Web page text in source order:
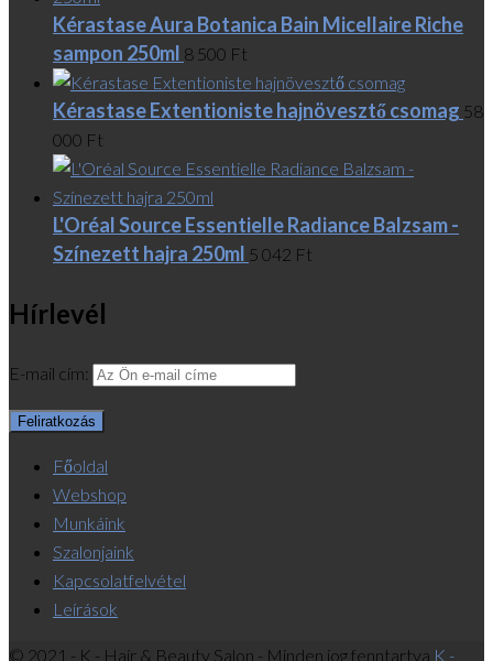
Kérastase Aura Botanica Bain Micellaire Riche
sampon 250ml 8 500 Ft
Kérastase Extentioniste hajnövesztő csomag 58
000 Ft
L'Oréal Source Essentielle Radiance Balzsam -
Színezett hajra 250ml 5 042 Ft
Hírlevél
E-mail cím:
Főoldal
Webshop
Munkáink
Szalonjaink
Kapcsolatfelvétel
Leírások
© 2021 - K - Hair & Beauty Salon - Minden jog fenntartva K -